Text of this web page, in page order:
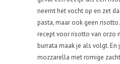
neemt het vocht op en zet
pasta, maar ook geen
recept voor risotto van orzo
burrata maak je als volgt. En
mozzarella met romige